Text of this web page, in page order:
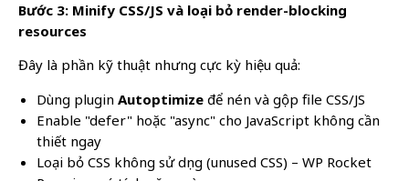
Bước 3: Minify CSS/JS và loại bỏ render-blocking
resources
Đây là phần kỹ thuật nhưng cực kỳ hiệu quả:
Dùng plugin Autoptimize để nén và gộp file CSS/JS
Enable "defer" hoặc "async" cho JavaScript không cần
thiết ngay
Loại bỏ CSS không sử dụng (unused CSS) – WP Rocket